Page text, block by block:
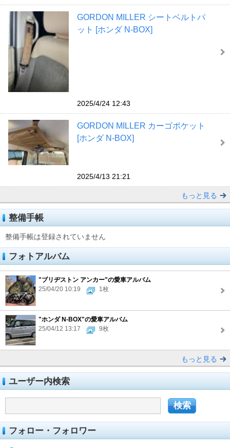
GORDON MILLER シートベルトパ
ット [ホンダ N-BOX]
2025/4/24 12:43
GORDON MILLER カーゴポケット
[ホンダ N-BOX]
2025/4/13 21:21
もっと見る
整備手帳
整備手帳は登録されていません
フォトアルバム
"ブリヂストン アンカー"の愛車アルバム
25/04/20 10:19
1枚
"ホンダ N-BOX"の愛車アルバム
25/04/12 13:17
9枚
もっと見る
ユーザー内検索
フォロー・フォロワー